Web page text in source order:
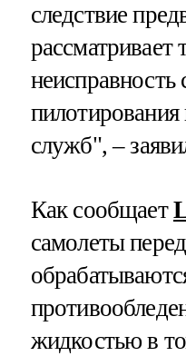
следствие
рассматривает
служб", –
Как сообщает
самолеты
жидкостью в